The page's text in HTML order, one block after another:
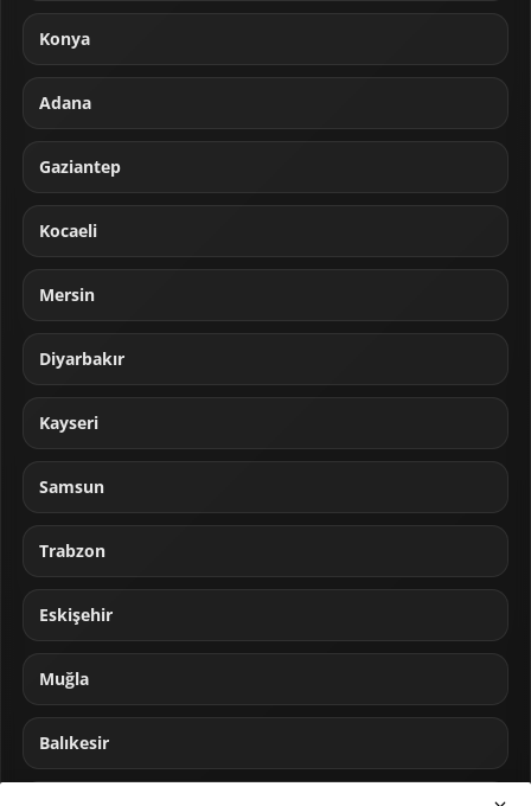
Konya
Adana
Gaziantep
Kocaeli
Mersin
Diyarbakır
Kayseri
Samsun
Trabzon
Eskişehir
Muğla
Balıkesir